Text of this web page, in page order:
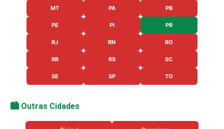
MT PA PB
PE PI PR
RJ RN RO
RR RS SC
SE SP TO
🏙️ Outras Cidades